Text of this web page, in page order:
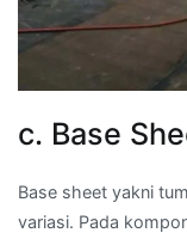
c. Base
Base sheet yakni
variasi. Pada